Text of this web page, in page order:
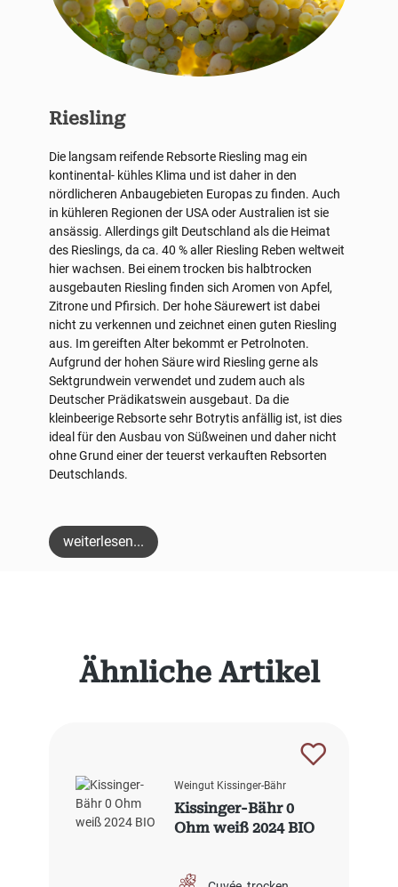
Produktgalerie überspringen
Ähnliche Artikel
Weingut Kissinger-Bähr
Kissinger-Bähr 0
Ohm weiß 2024 BIO
Riesling
Die langsam reifende Rebsorte Riesling mag ein
kontinental- kühles Klima und ist daher in den
nördlicheren Anbaugebieten Europas zu finden. Auch
in kühleren Regionen der USA oder Australien ist sie
ansässig. Allerdings gilt Deutschland als die Heimat
des Rieslings, da ca. 40 % aller Riesling Reben weltweit
hier wachsen. Bei einem trocken bis halbtrocken
ausgebauten Riesling finden sich Aromen von Apfel,
Zitrone und Pfirsich. Der hohe Säurewert ist dabei
nicht zu verkennen und zeichnet einen guten Riesling
aus. Im gereiften Alter bekommt er Petrolnoten.
Aufgrund der hohen Säure wird Riesling gerne als
Sektgrundwein verwendet und zudem auch als
Deutscher Prädikatswein ausgebaut. Da die
kleinbeerige Rebsorte sehr Botrytis anfällig ist, ist dies
ideal für den Ausbau von Süßweinen und daher nicht
ohne Grund einer der teuerst verkauften Rebsorten
Deutschlands.
weiterlesen...